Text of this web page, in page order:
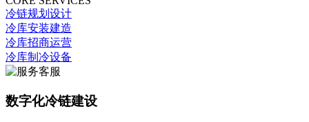
冷链规划设计
冷库安装建造
冷库招商运营
冷库制冷设备
数字化冷链建设